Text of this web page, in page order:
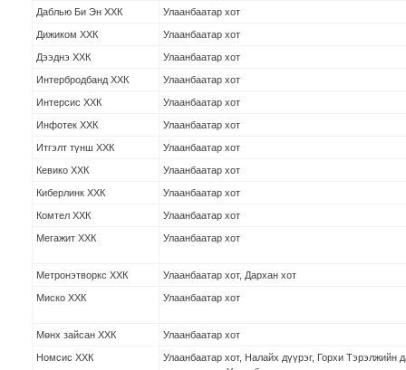
Даблью Би Эн ХХК Улаанбаатар хот
Дижиком ХХК Улаанбаатар хот
Дээднэ ХХК Улаанбаатар хот
Интербродбанд ХХК Улаанбаатар хот
Интерсис ХХК Улаанбаатар хот
Инфотек ХХК Улаанбаатар хот
Итгэлт түнш ХХК Улаанбаатар хот
Кевико ХХК Улаанбаатар хот
Киберлинк ХХК Улаанбаатар хот
Комтел ХХК Улаанбаатар хот
Мегажит ХХК Улаанбаатар хот
Метронэтворкс ХХК Улаанбаатар хот, Дархан хот
Миско ХХК Улаанбаатар хот
Мөнх зайсан ХХК Улаанбаатар хот
Номсис ХХК
Улаанбаатар хот, Налайх дүүрэг, Горхи Тэрэлжийн